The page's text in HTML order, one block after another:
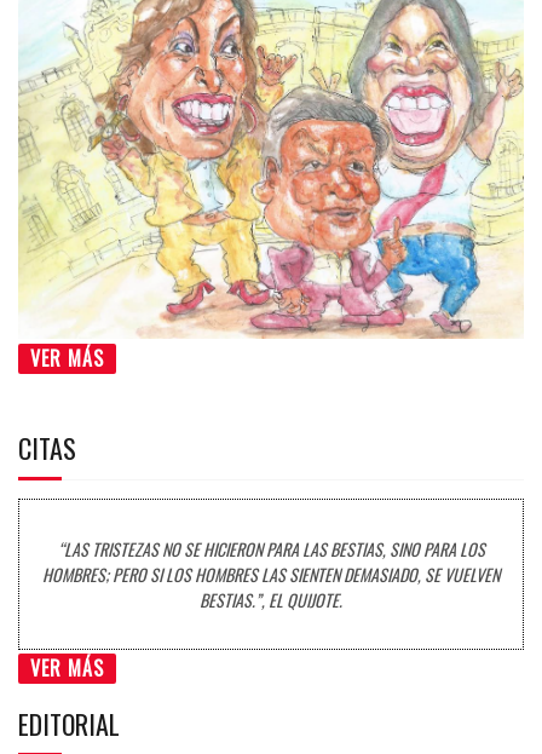
VER MÁS
CITAS
“LAS TRISTEZAS NO SE HICIERON PARA LAS BESTIAS, SINO PARA LOS
HOMBRES; PERO SI LOS HOMBRES LAS SIENTEN DEMASIADO, SE VUELVEN
BESTIAS.”, EL QUIJOTE.
VER MÁS
EDITORIAL